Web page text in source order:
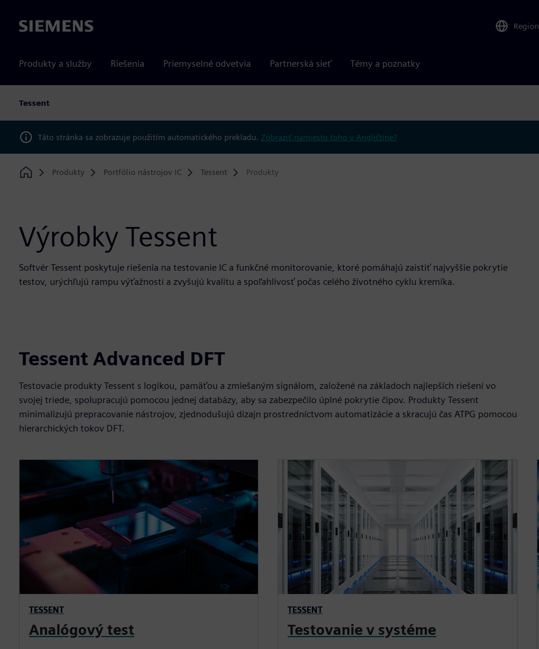
Siemens Region
Produkty a služby Riešenia Priemyselné odvetvia Partnerská sieť Témy a poznatky
Tessent
Táto stránka sa zobrazuje použitím automatického prekladu. Zobraziť namiesto toho v Angličtine?
Home
Produkty Portfólio nástrojov IC Tessent Produkty
Výrobky Tessent
Softvér Tessent poskytuje riešenia na testovanie IC a funkčné monitorovanie, ktoré pomáhajú zaistiť najvyššie pokrytie
testov, urýchľujú rampu výťažnosti a zvyšujú kvalitu a spoľahlivosť počas celého životného cyklu kremíka.
Tessent Advanced DFT
Testovacie produkty Tessent s logikou, pamäťou a zmiešaným signálom, založené na základoch najlepších riešení vo
svojej triede, spolupracujú pomocou jednej databázy, aby sa zabezpečilo úplné pokrytie čipov. Produkty Tessent
minimalizujú prepracovanie nástrojov, zjednodušujú dizajn prostredníctvom automatizácie a skracujú čas ATPG pomocou
hierarchických tokov DFT.
TESSENT
Analógový test
TESSENT
Testovanie v systéme